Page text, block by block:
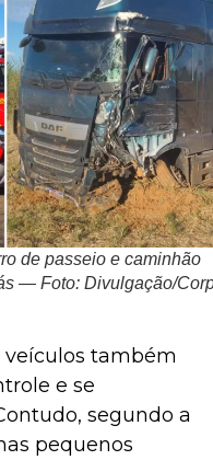
de passeio e caminhão
— Foto: Divulgação/
veículos também
e se
segundo a
pequenos